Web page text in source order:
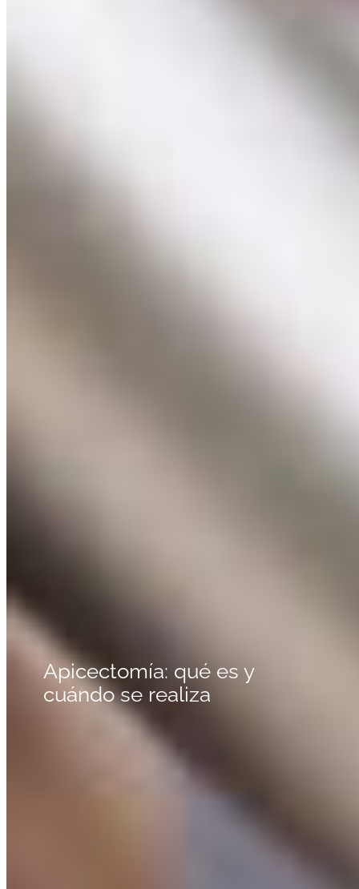
Apicectomía: qué es y
cuándo se realiza